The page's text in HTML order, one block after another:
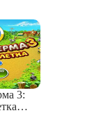
3: